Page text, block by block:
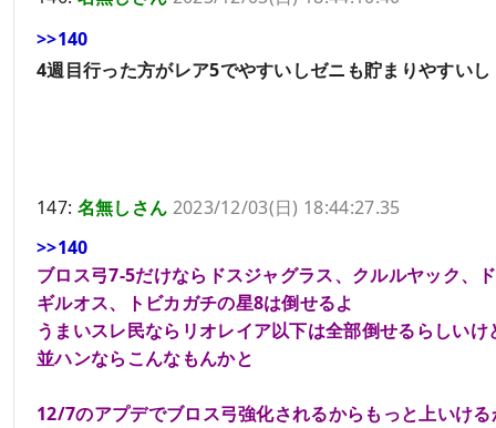
>>140
4週目行った方がレア5でやすいしゼニも貯まりやすいし
147: 名無しさん 2023/12/03(日) 18:44:27.35
>>140
ブロス弓7-5だけならドスジャグラス、クルルヤック、
ギルオス、トビカガチの星8は倒せるよ
うまいスレ民ならリオレイア以下は全部倒せるらしいけ
並ハンならこんなもんかと
12/7のアプデでブロス弓強化されるからもっと上いける